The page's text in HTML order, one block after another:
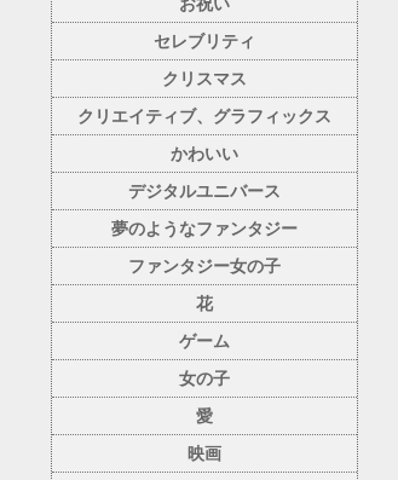
セレブリティ
クリスマス
クリエイティブ、グラフィックス
かわいい
デジタルユニバース
夢のようなファンタジー
ファンタジー女の子
花
ゲーム
女の子
愛
映画